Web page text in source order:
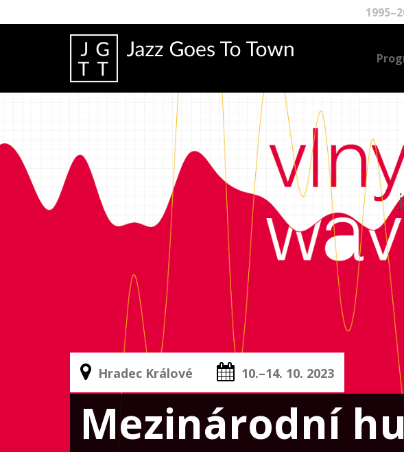
Hradec Králové 10.–14. 10. 2023
Mezinárodní